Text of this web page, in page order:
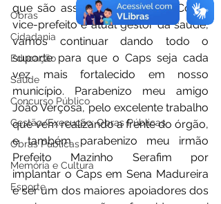
Obras
Cidadania
Educação
Saúde
Concurso Público
Gestão/Execução: Obras Públicas
Obras Públicas
Memória e Cultura
Esporte
que são assistidos pelo Caps. Como
vice-prefeito e atual gestor da saúde,
vamos continuar dando todo o
suporte para que o Caps seja cada
vez mais fortalecido em nosso
município. Parabenizo meu amigo
João Verçosa, pelo excelente trabalho
que vem realizando a frente do órgão,
e também parabenizo meu irmão
Prefeito Mazinho Serafim por
implantar o Caps em Sena Madureira
e ser um dos maiores apoiadores dos